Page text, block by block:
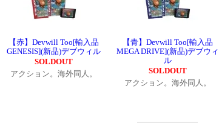
【赤】Devwill Too[輸入品
GENESIS](新品)デブウィル
SOLDOUT
アクション。海外同人。
【青】Devwill Too[輸入品
MEGA DRIVE](新品)デブウィ
ル
SOLDOUT
アクション。海外同人。